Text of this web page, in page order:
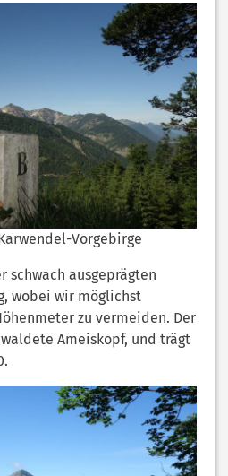
Vorgebirge
schwach ausgeprägten
wobei wir möglichst
zu vermeiden. Der
Ameiskopf, und trägt